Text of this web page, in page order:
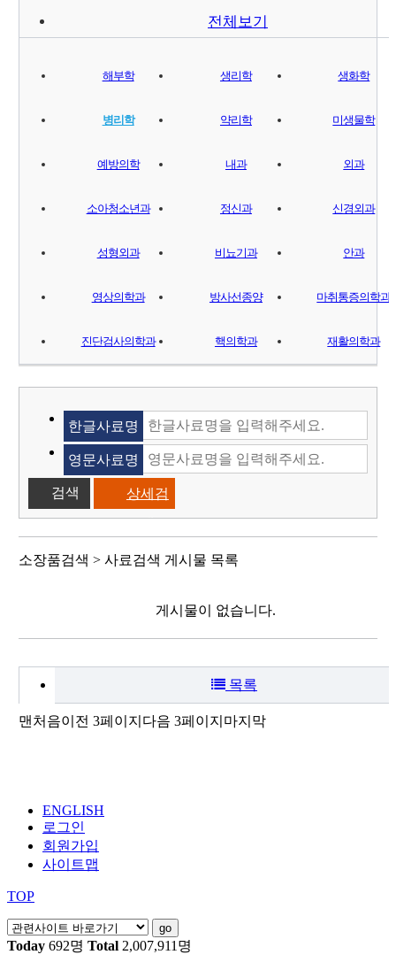
전체보기
해부학 생리학 생화학
병리학 약리학 미생물학
예방의학 내과 외과
소아청소년과 정신과 신경외과
성형외과 비뇨기과 안과
영상의학과 방사선종양 마취통증의학과
진단검사의학과 핵의학과 재활의학과
한글사료명
영문사료명
상세검
색
소장품검색 > 사료검색 게시물 목록
게시물이 없습니다.
목록
맨처음이전 3페이지 다음 3페이지 마지막
ENGLISH
로그인
회원가입
사이트맵
TOP
Today 692명 Total 2,007,911명